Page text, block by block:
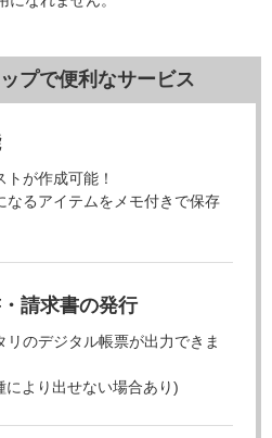
プで便利なサービス
が作成可能！
なるアイテムをメモ付きで保存
請求書の発行
リのデジタル帳票が出力できま
より出せない場合あり)